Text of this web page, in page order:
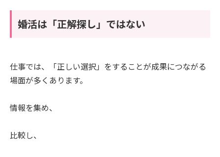
婚活は「正解探し」ではない
仕事では、「正しい選択」をすることが成果につながる
場面が多くあります。
情報を集め、
比較し、